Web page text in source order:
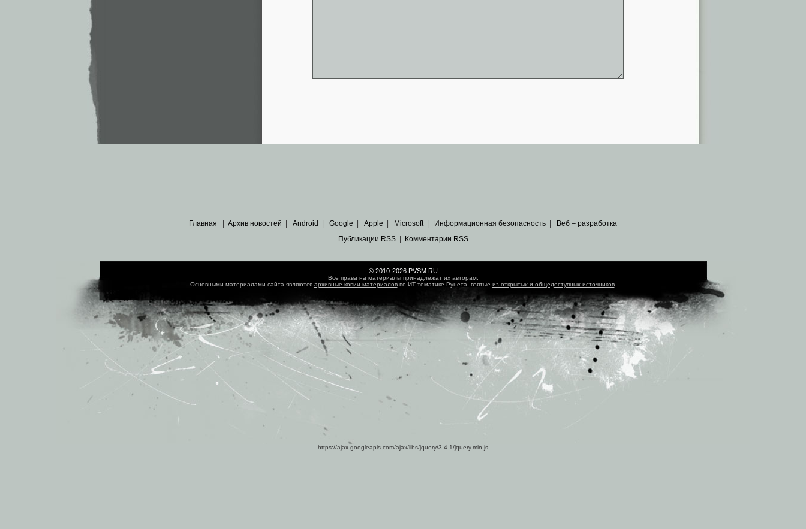
Главная | Архив новостей | Android | Google | Apple | Microsoft| Информационная безопасность | Веб – разработка
Публикации RSS| Комментарии RSS
© 2010-2026 PVSM.RU
Все права на материалы принадлежат их авторам.
Основными материалами сайта являются архивные копии материаловпо ИТ тематике Рунета, взятые из открытых и общедоступных источников.
https://ajax.googleapis.com/ajax/libs/jquery/3.4.1/jquery.min.js